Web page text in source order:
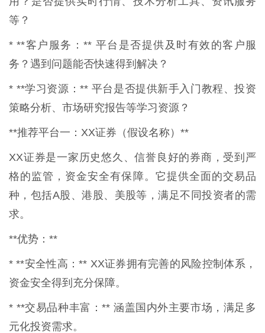
等？
* **客户服务：** 平台是否提供及时有效的客户服
务？遇到问题能否快速得到解决？
* **学习资源：** 平台是否提供新手入门教程、投资
策略分析、市场研究报告等学习资源？
**推荐平台一：XX证券（假设名称）**
XX证券是一家历史悠久、信誉良好的券商，受到严
格的监管，资金安全有保障。它提供全面的交易品
种，包括A股、港股、美股等，满足不同投资者的需
求。
**优势：**
* **安全性高：** XX证券拥有完善的风险控制体系，
资金安全得到充分保障。
* **交易品种丰富：** 涵盖国内外主要市场，满足多
元化投资需求。